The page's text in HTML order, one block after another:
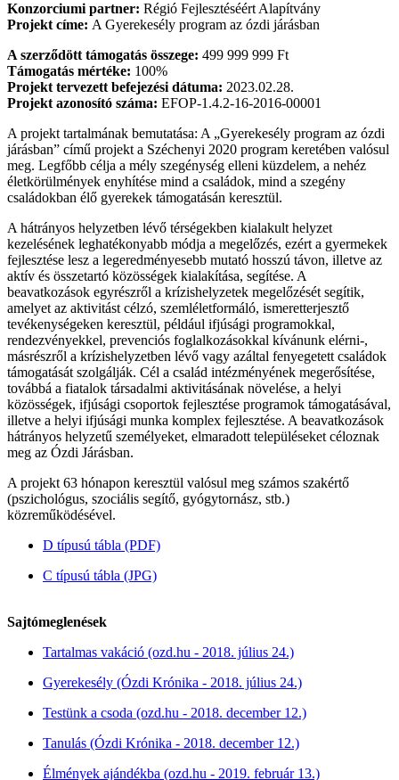
Konzorciumi partner: Régió Fejlesztéséért Alapítvány
Projekt címe: A Gyerekesély program az ózdi járásban
A szerződött támogatás összege: 499 999 999 Ft
Támogatás mértéke: 100%
Projekt tervezett befejezési dátuma: 2023.02.28.
Projekt azonosító száma: EFOP-1.4.2-16-2016-00001
A projekt tartalmának bemutatása: A „Gyerekesély program az ózdi
járásban” című projekt a Széchenyi 2020 program keretében valósul
meg. Legfőbb célja a mély szegénység elleni küzdelem, a nehéz
életkörülmények enyhítése mind a családok, mind a szegény
családokban élő gyerekek támogatásán keresztül.
A hátrányos helyzetben lévő térségekben kialakult helyzet
kezelésének leghatékonyabb módja a megelőzés, ezért a gyermekek
fejlesztése lesz a legeredményesebb mutató hosszú távon, illetve az
aktív és összetartó közösségek kialakítása, segítése. A
beavatkozások egyrészről a krízishelyzetek megelőzését segítik,
amelyet az aktivitást célzó, szemléletformáló, ismeretterjesztő
tevékenységeken keresztül, például ifjúsági programokkal,
rendezvényekkel, prevenciós foglalkozásokkal kívánunk elérni-,
másrészről a krízishelyzetben lévő vagy azáltal fenyegetett családok
támogatását szolgálják. Cél a család intézményének megerősítése,
továbbá a fiatalok társadalmi aktivitásának növelése, a helyi
közösségek, ifjúsági csoportok fejlesztése programok támogatásával,
illetve a helyi ifjúsági munka komplex fejlesztése. A beavatkozások
hátrányos helyzetű személyeket, elmaradott településeket céloznak
meg az Ózdi Járásban.
A projekt 63 hónapon keresztül valósul meg számos szakértő
(pszichológus, szociális segítő, gyógytornász, stb.)
közreműködésével.
D típusú tábla (PDF)
C típusú tábla (JPG)
Sajtómeglenések
Tartalmas vakáció (ozd.hu - 2018. július 24.)
Gyerekesély (Ózdi Krónika - 2018. július 24.)
Testünk a csoda (ozd.hu - 2018. december 12.)
Tanulás (Ózdi Krónika - 2018. december 12.)
Élmények ajándékba (ozd.hu - 2019. február 13.)